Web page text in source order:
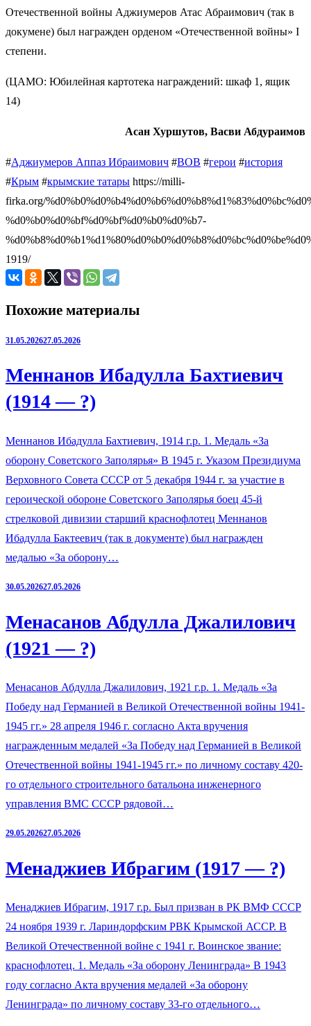
Отечественной войны Аджиумеров Атас Абраимович (так в
докумене) был награжден орденом «Отечественной войны» I
степени.
(ЦАМО: Юбилейная картотека награждений: шкаф 1, ящик
14)
Асан Хуршутов, Васви Абдураимов
#Аджиумеров Аппаз Ибраимович #ВОВ #герои #история
#Крым #крымские татары https://milli-
firka.org/
%d0%b0%d0%bf%d0%bf%d0%b0%d0%b7-
1919/
Похожие материалы
31.05.202627.05.2026
Меннанов Ибадулла Бахтиевич
(1914 — ?)
Меннанов Ибадулла Бахтиевич, 1914 г.р. 1. Медаль «За
оборону Советского Заполярья» В 1945 г. Указом Президиума
Верховного Совета СССР от 5 декабря 1944 г. за участие в
героической обороне Советского Заполярья боец 45-й
стрелковой дивизии старший краснофлотец Меннанов
Ибадулла Бактеевич (так в документе) был награжден
медалью «За оборону…
30.05.202627.05.2026
Менасанов Абдулла Джалилович
(1921 — ?)
Менасанов Абдулла Джалилович, 1921 г.р. 1. Медаль «За
Победу над Германией в Великой Отечественной войны 1941-
1945 гг.» 28 апреля 1946 г. согласно Акта вручения
награжденным медалей «За Победу над Германией в Великой
Отечественной войны 1941-1945 гг.» по личному составу 420-
го отдельного строительного батальона инженерного
управления ВМС СССР рядовой…
29.05.202627.05.2026
Менаджиев Ибрагим (1917 — ?)
Менаджиев Ибрагим, 1917 г.р. Был призван в РК ВМФ СССР
24 ноября 1939 г. Лариндорфским РВК Крымской АССР. В
Великой Отечественной войне с 1941 г. Воинское звание:
краснофлотец. 1. Медаль «За оборону Ленинграда» В 1943
году согласно Акта вручения медалей «За оборону
Ленинграда» по личному составу 33-го отдельного…